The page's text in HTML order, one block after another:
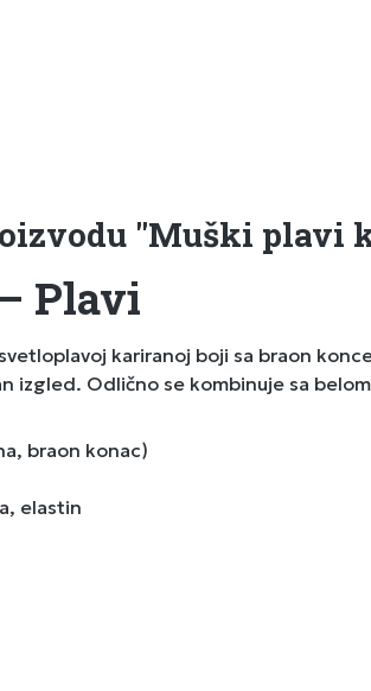
"Muški plavi
Plavi
kariranoj boji sa braon
izgled. Odlično se kombinuje sa
braon konac)
elastin